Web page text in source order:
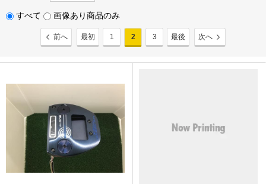
すべて 画像あり商品のみ
前へ 最初 1 2 3 最後 次へ